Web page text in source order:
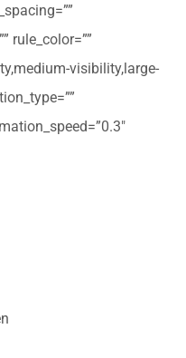
rule_color=””
visibility,large-